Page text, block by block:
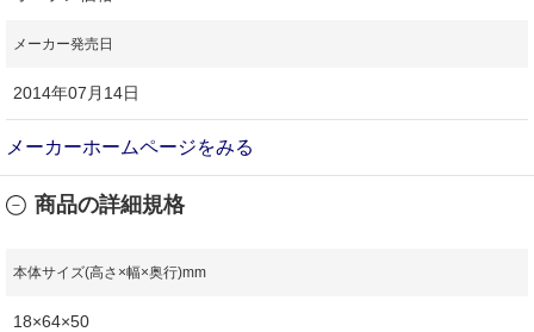
メーカー発売日
2014年07月14日
メーカーホームページをみる
商品の詳細規格
本体サイズ(高さ×幅×奥行)mm
18×64×50